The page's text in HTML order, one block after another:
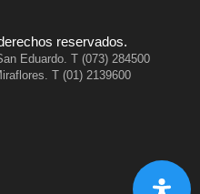
reservados.
Eduardo. T (073) 284500
T (01) 2139600